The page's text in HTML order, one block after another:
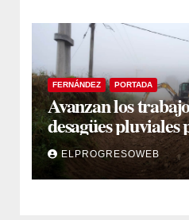
FERNÁNDEZ PORTADA
Avanzan los
desagües
impacto de la
ELPROGRESOWEB